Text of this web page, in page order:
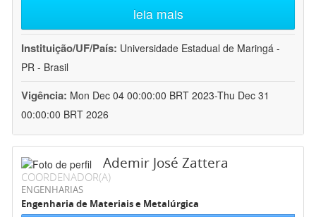
leia mais
Instituição/UF/País: Universidade Estadual de Maringá -
PR - Brasil
Vigência: Mon Dec 04 00:00:00 BRT 2023-Thu Dec 31
00:00:00 BRT 2026
Ademir José Zattera
COORDENADOR(A)
ENGENHARIAS
Engenharia de Materiais e Metalúrgica